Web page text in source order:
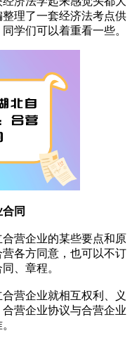
理了一套经济法考点供
学们可以着重看一些。
同
营企业的某些要点和原
各方同意，也可以不订
、章程。
营企业就相互权利、义
营企业协议与合营企业